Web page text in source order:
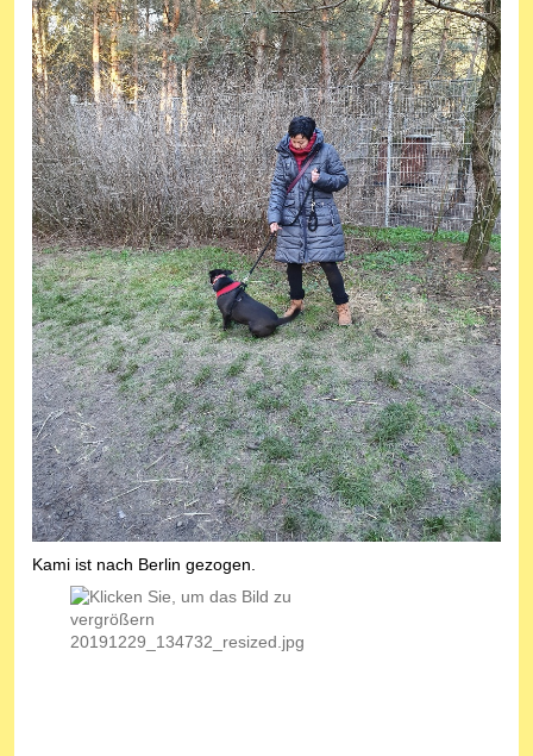
Kami ist nach Berlin gezogen.